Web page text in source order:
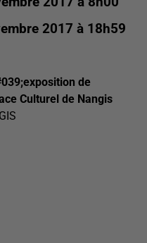
2017 à 18h59
de
Culturel de Nangis